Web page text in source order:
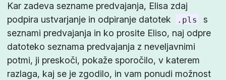
Kar zadeva sezname predvajanja, Elisa zdaj
podpira ustvarjanje in odpiranje datotek
.pls
s
seznami predvajanja in ko prosite Eliso, naj odpre
datoteko seznama predvajanja z neveljavnimi
potmi, ji preskoči, pokaže sporočilo, v katerem
razlaga, kaj se je zgodilo, in vam ponudi možnost